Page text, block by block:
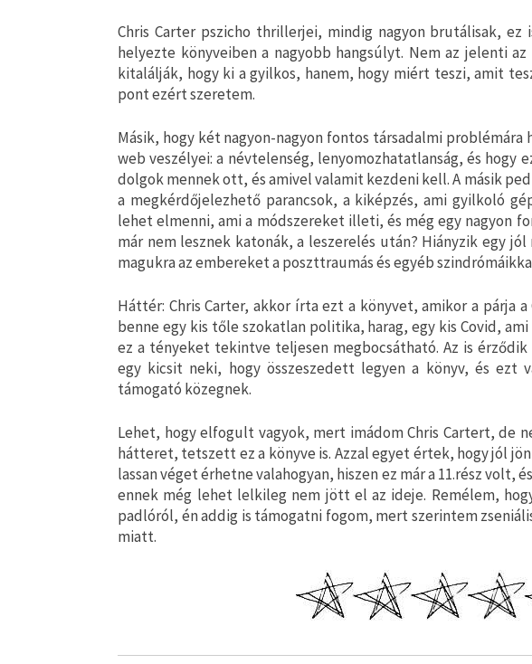
Chris Carter pszicho thrillerjei, mindig nagyon brutálisak, ez
helyezte könyveiben a nagyobb hangsúlyt. Nem az jelenti
kitalálják, hogy ki a gyilkos, hanem, hogy miért teszi, amit
pont ezért szeretem.
Másik, hogy két nagyon-nagyon fontos társadalmi
web veszélyei: a névtelenség, lenyomozhatatlanság, és
dolgok mennek ott, és amivel valamit kezdeni kell. A másik
a megkérdőjelezhető parancsok, a kiképzés, ami gyilkoló
lehet elmenni, ami a módszereket illeti, és még egy nagyon
már nem lesznek katonák, a leszerelés után? Hiányzik egy
magukra az embereket a poszttraumás és egyéb
Háttér: Chris Carter, akkor írta ezt a könyvet, amikor a párja
benne egy kis tőle szokatlan politika, harag, egy kis Covid,
ez a tényeket tekintve teljesen megbocsátható. Az is
egy kicsit neki, hogy összeszedett legyen a könyv, és ezt
támogató közegnek.
Lehet, hogy elfogult vagyok, mert imádom Chris Cartert, de
hátteret, tetszett ez a könyve is. Azzal egyet értek, hogy jól
lassan véget érhetne valahogyan, hiszen ez már a 11.rész volt,
ennek még lehet lelkileg nem jött el az ideje. Remélem,
padlóról, én addig is támogatni fogom, mert szerintem
miatt.